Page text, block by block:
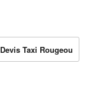
Devis Taxi Rougeou